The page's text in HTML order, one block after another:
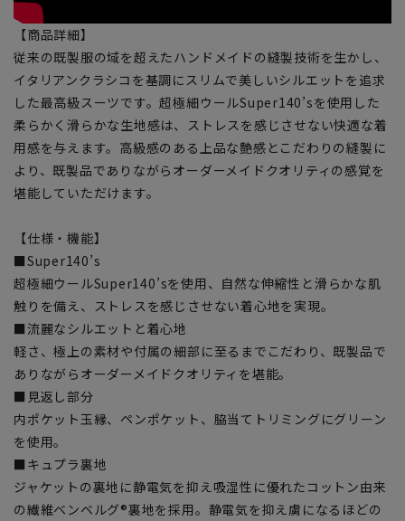
【商品詳細】
従来の既製服の域を超えたハンドメイドの縫製技術を生かし、
イタリアンクラシコを基調にスリムで美しいシルエットを追求
した最高級スーツです。超極細ウールSuper140’sを使用した
柔らかく滑らかな生地感は、ストレスを感じさせない快適な着
用感を与えます。高級感のある上品な艶感とこだわりの縫製に
より、既製品でありながらオーダーメイドクオリティの感覚を
堪能していただけます。
【仕様・機能】
■Super140’s
超極細ウールSuper140’sを使用、自然な伸縮性と滑らかな肌
触りを備え、ストレスを感じさせない着心地を実現。
■流麗なシルエットと着心地
軽さ、極上の素材や付属の細部に至るまでこだわり、既製品で
ありながらオーダーメイドクオリティを堪能。
■見返し部分
内ポケット玉縁、ペンポケット、脇当てトリミングにグリーン
を使用。
■キュプラ裏地
ジャケットの裏地に静電気を抑え吸湿性に優れたコットン由来
の繊維ベンベルグ®裏地を採用。静電気を抑え虜になるほどの